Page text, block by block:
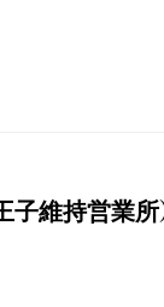
維持営業所